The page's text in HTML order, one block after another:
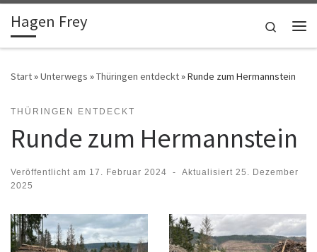
Zum Inhalt springen
Hagen Frey
Search
Start»Unterwegs »Thüringen entdeckt»Runde zum Hermannstein
THÜRINGEN ENTDECKT
Runde zum Hermannstein
Veröffentlicht am 17. Februar 2024 - Aktualisiert 25. Dezember
2025